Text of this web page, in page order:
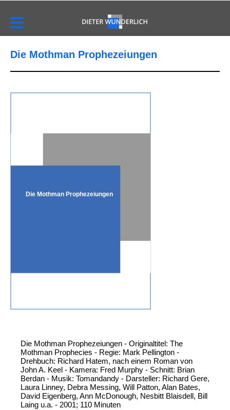
Die Mothman Prophezeiungen
Die Mothman Prophezeiungen
Die Mothman Prophezeiungen - Originaltitel: The
Mothman Prophecies - Regie: Mark Pellington -
Drehbuch: Richard Hatem, nach einem Roman von
John A. Keel - Kamera: Fred Murphy - Schnitt: Brian
Berdan - Musik: Tomandandy - Darsteller: Richard Gere,
Laura Linney, Debra Messing, Will Patton, Alan Bates,
David Eigenberg, Ann McDonough, Nesbitt Blaisdell, Bill
Laing u.a. - 2001; 110 Minuten